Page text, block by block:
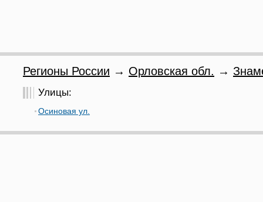
Регионы России → Орловская обл. →
Улицы:
Осиновая ул.